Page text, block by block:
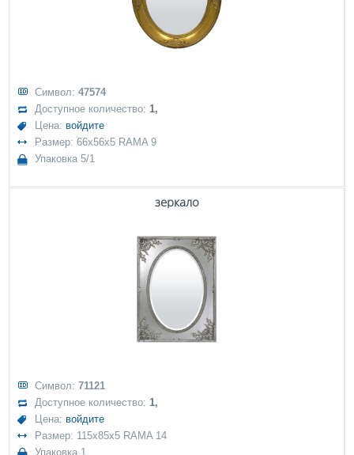
Символ:47574
Доступное количество:1,
Цена: войдите
Размер: 66x56x5 RAMA 9
Упаковка 5/1
зеркало
Символ:71121
Доступное количество:1,
Цена: войдите
Размер: 115x85x5 RAMA 14
Упаковка 1